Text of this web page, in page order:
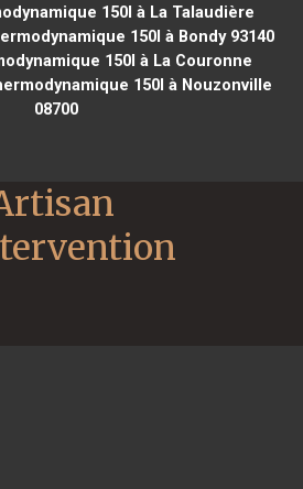
150l à La Talaudière
150l à Bondy 93140
150l à La Couronne
150l à Nouzonville
08700